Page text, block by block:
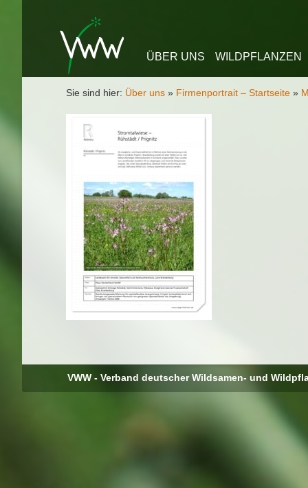
ÜBER UNS WILDPFLANZEN
Sie sind hier: Über uns » Firmenportrait – Startseite »
VWW - Verband deutscher Wildsamen- und